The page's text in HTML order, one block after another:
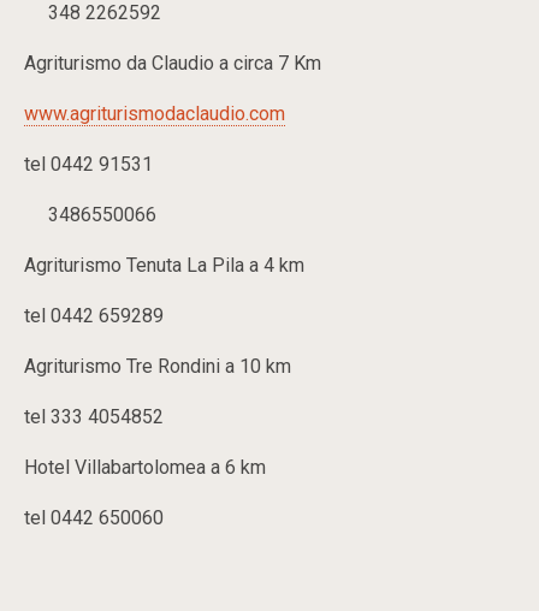
348 2262592
Agriturismo da Claudio a circa 7 Km
www.agriturismodaclaudio.com
tel 0442 91531
3486550066
Agriturismo Tenuta La Pila a 4 km
tel 0442 659289
Agriturismo Tre Rondini a 10 km
tel 333 4054852
Hotel Villabartolomea a 6 km
tel 0442 650060